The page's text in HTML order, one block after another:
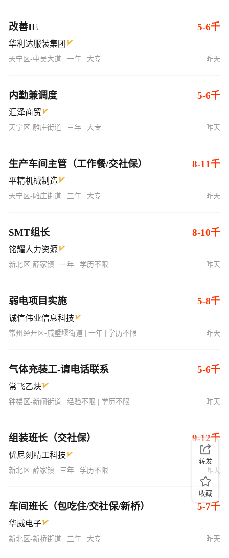
改善IE 5-6千
华利达服装集团
天宁区-中吴大道 | 一年 | 大专 昨天
内勤兼调度 5-6千
汇泽商贸
天宁区-雕庄街道 | 三年 | 大专 昨天
生产车间主管（工作餐/交社保） 8-11千
平精机械制造
天宁区-雕庄街道 | 三年 | 大专 昨天
SMT组长 8-10千
铭耀人力资源
新北区-薛家镇 | 一年 | 学历不限 昨天
弱电项目实施 5-8千
诚信伟业信息科技
常州经开区-戚墅堰街道 | 一年 | 学历不限 昨天
气体充装工-请电话联系 5-6千
常飞乙炔
钟楼区-新闸街道 | 经验不限 | 学历不限 昨天
组装班长（交社保） 9-12千
优尼刻精工科技
新北区-薛家镇 | 三年 | 学历不限 昨天
车间班长（包吃住/交社保/新桥） 5-7千
华威电子
新北区-新桥街道 | 三年 | 大专 昨天
转发
收藏